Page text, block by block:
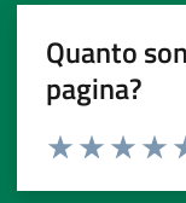
Quanto
pagina?
Valuta da 1 a 5 stelle la